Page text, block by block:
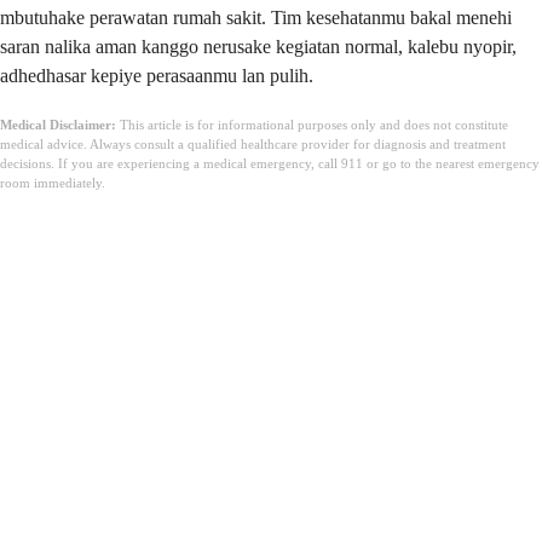
mbutuhake perawatan rumah sakit. Tim kesehatanmu bakal menehi
saran nalika aman kanggo nerusake kegiatan normal, kalebu nyopir,
adhedhasar kepiye perasaanmu lan pulih.
Medical Disclaimer: This article is for informational purposes only and does not constitute
medical advice. Always consult a qualified healthcare provider for diagnosis and treatment
decisions. If you are experiencing a medical emergency, call 911 or go to the nearest emergency
room immediately.